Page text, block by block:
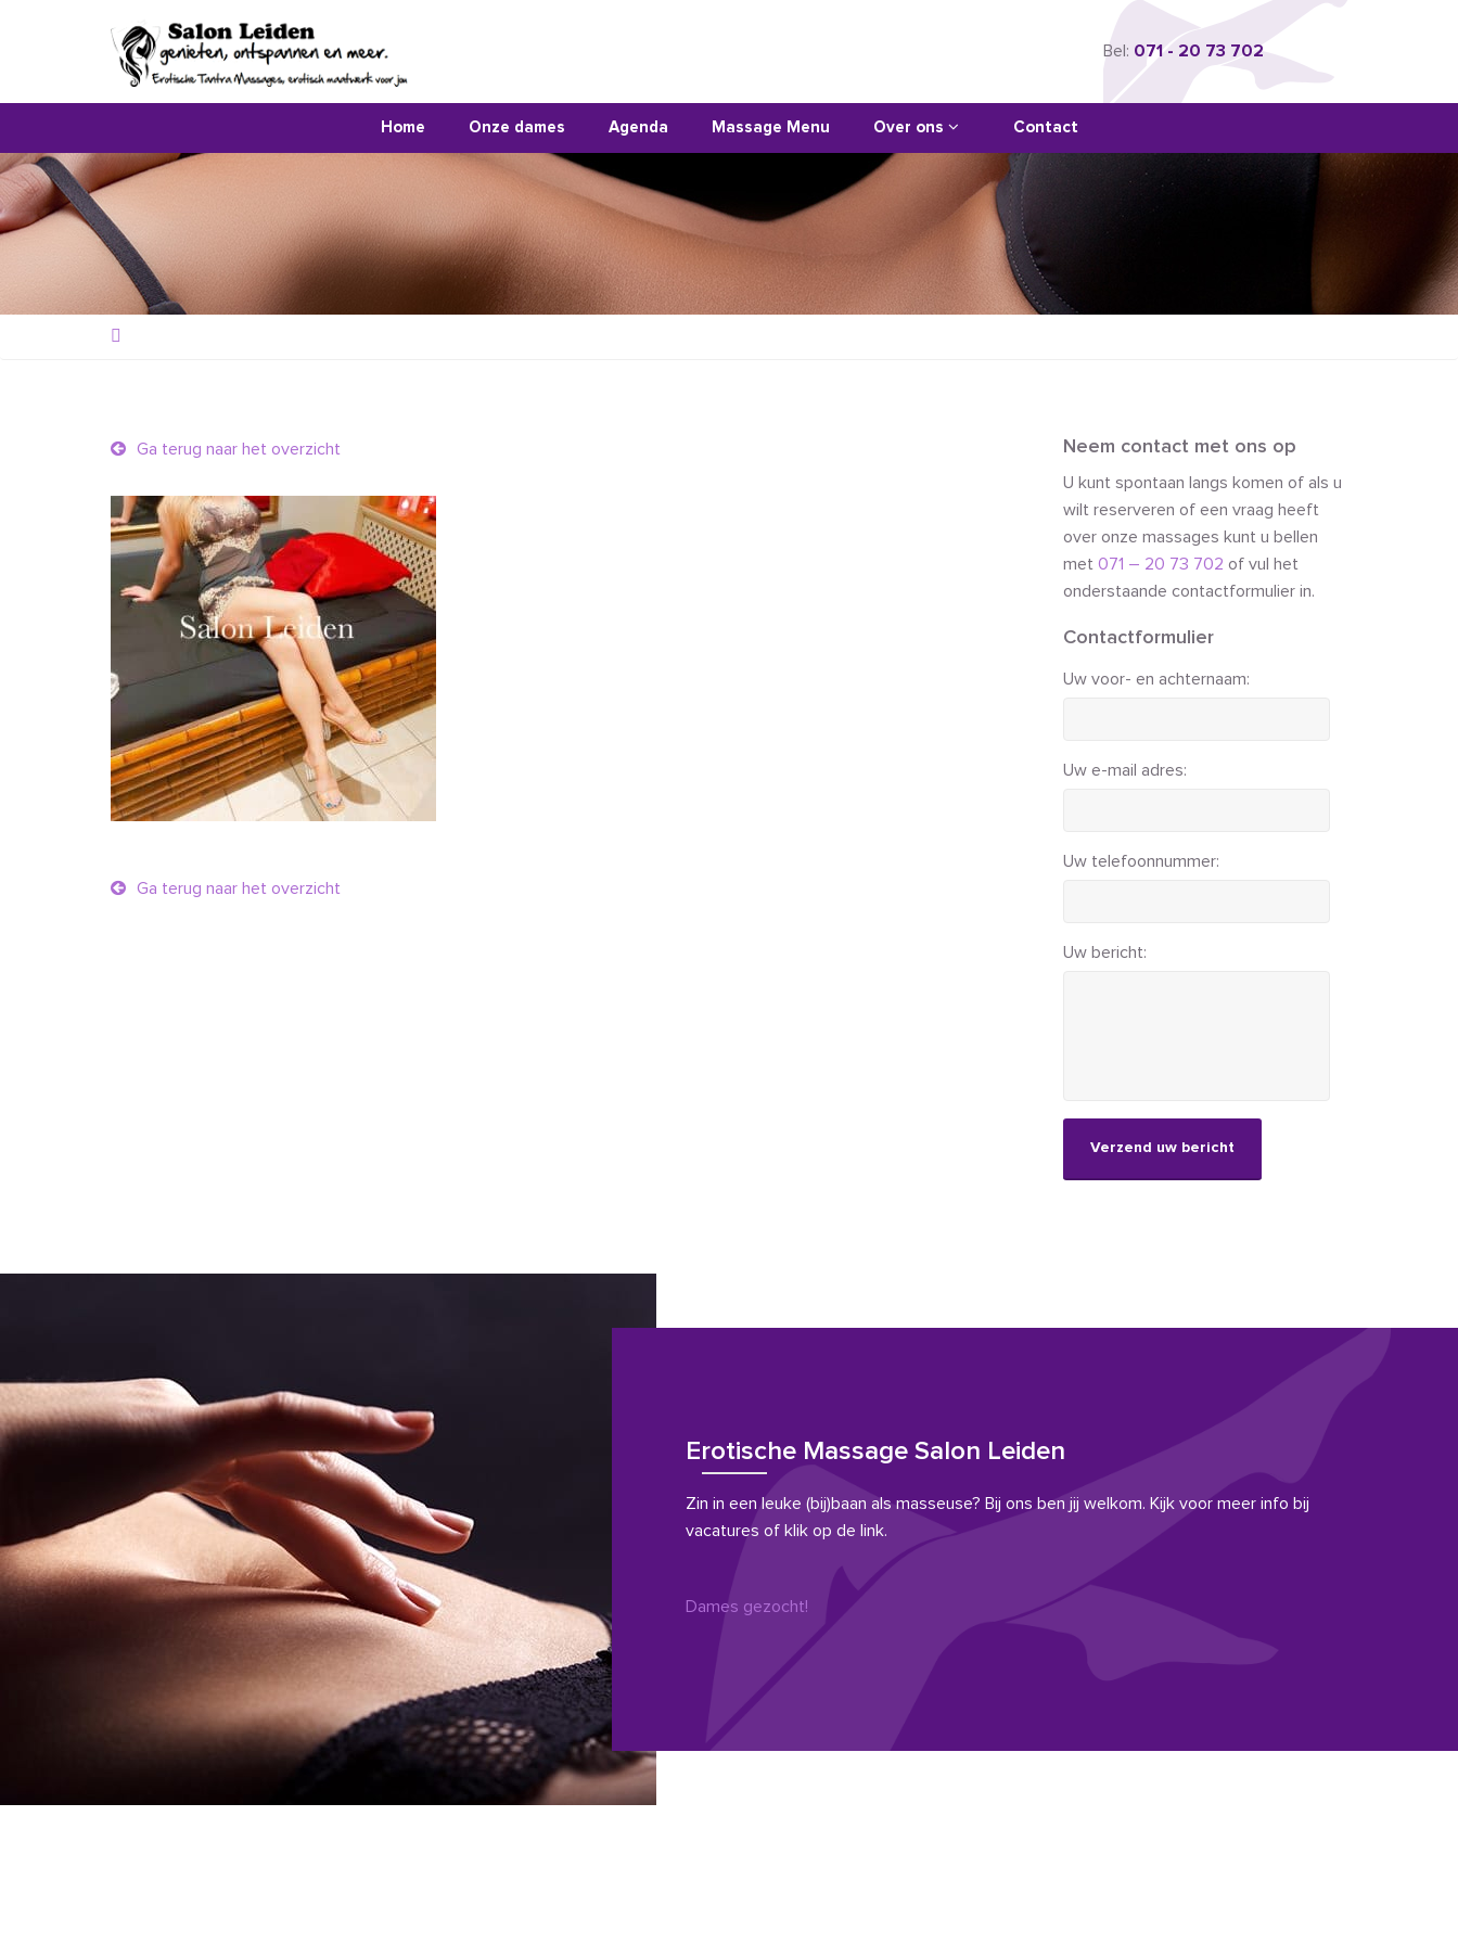
Bel: 071 - 20 73 702
Home Onze dames Agenda Massage Menu Over ons Contact
Ga terug naar het overzicht
Ga terug naar het overzicht
Neem contact met ons op
U kunt spontaan langs komen of als u
wilt reserveren of een vraag heeft
over onze massages kunt u bellen
met 071 – 20 73 702 of vul het
onderstaande contactformulier in.
Contactformulier
Uw voor- en achternaam:
Uw e-mail adres:
Uw telefoonnummer:
Uw bericht:
Erotische Massage Salon Leiden
Zin in een leuke (bij)baan als masseuse? Bij ons ben jij welkom. Kijk voor meer info bij
vacatures of klik op de link.
Dames gezocht!